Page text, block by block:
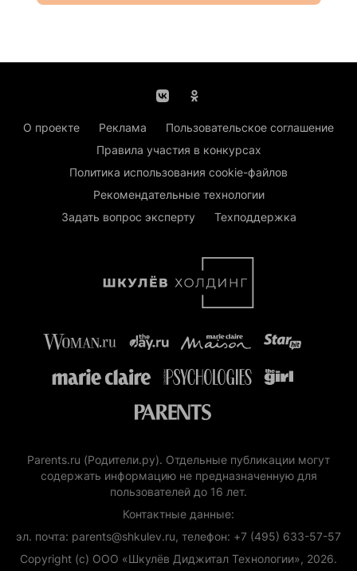
О проекте Реклама
Пользовательское соглашение
Правила участия в конкурсах
Политика использования cookie-файлов
Рекомендательные технологии
Задать вопрос эксперту
Техподдержка
Parents.ru (Родители.ру). Отдельные публикации могут
содержать информацию не предназначенную для
пользователей до 16 лет.
Контактные данные:
эл. почта: parents@shkulev.ru, телефон: +7 (495) 633-57-57
Copyright (с) ООО «Шкулёв Диджитал Технологии», 2026.